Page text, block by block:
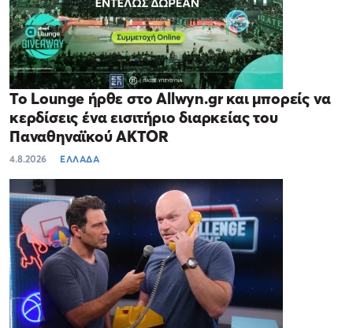
Το Lounge ήρθε στο Allwyn.gr και μπορείς να
κερδίσεις ένα εισιτήριο διαρκείας του
Παναθηναϊκού AKTOR
4.8.2026 ΕΛΛΑΔΑ